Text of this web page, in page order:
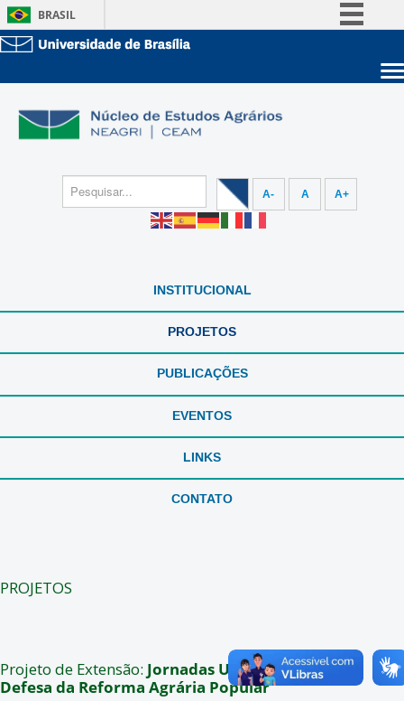
BRASIL
Canais
Unidades acadêmicas
Administração
A- A A+
INSTITUCIONAL
PROJETOS
PUBLICAÇÕES
EVENTOS
LINKS
CONTATO
PROJETOS
Projeto de Extensão: Jornadas Universitárias em
Defesa da Reforma Agrária Popular